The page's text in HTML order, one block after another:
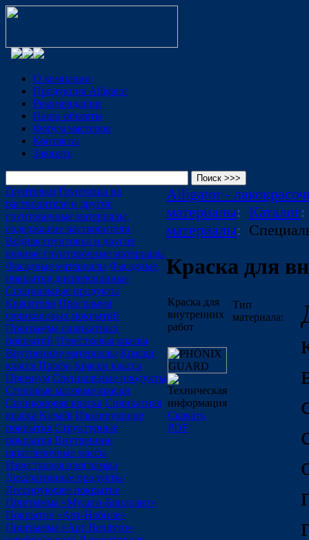
О компании
Продукция Alligator
Рекомендации
Наши объекты
Форум мастеров
Контакты
Заказать
Грунтовки Грунтовка на
растворителе и другие
грунтовочные материалы,
содержащие растворители
Водная грунтовка и другие
водные грунтовочные материалы
Фасадные материалы Фасадные
покрытия дисперсионные
Специальные продукты
Красители Программа
силиконовых покрытий
Программа силикатных
покрытий Известковая краска
Внутренние материалы Краски
класса Профи Краски класса
Премиум Специальные продукты
Стеновые матовые краски
Силиконовая краска Силикатная
краска Kieselit Изолирующие
покрытия Структурные
покрытия Внутренние
шпатлевочные массы
Известковая программа
Декоративные продукты
Лессирующее покрытие
Программа «Мульти-Бриллант»
Покрытие «Арт-Нобиле»
Программа «Арт Веллуто»
Alligator -
материалы: Каталог
материалы:
Краска для
Краска для
внутренних
работ
Техническая
информация
Скачать
PDF
Тип
материала: